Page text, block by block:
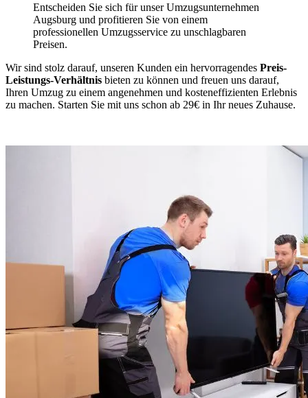
Entscheiden Sie sich für unser Umzugsunternehmen
Augsburg und profitieren Sie von einem
professionellen Umzugsservice zu unschlagbaren
Preisen.
Wir sind stolz darauf, unseren Kunden ein hervorragendes Preis-
Leistungs-Verhältnis bieten zu können und freuen uns darauf,
Ihren Umzug zu einem angenehmen und kosteneffizienten Erlebnis
zu machen. Starten Sie mit uns schon ab 29€ in Ihr neues Zuhause.